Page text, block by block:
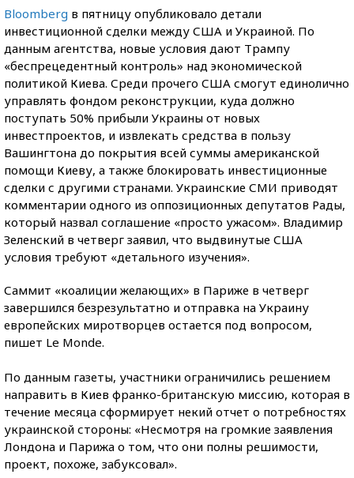
Bloomberg в пятницу опубликовало детали
инвестиционной сделки между США и Украиной. По
данным агентства, новые условия дают Трампу
«беспрецедентный контроль» над экономической
политикой Киева. Среди прочего США смогут единолично
управлять фондом реконструкции, куда должно
поступать 50% прибыли Украины от новых
инвестпроектов, и извлекать средства в пользу
Вашингтона до покрытия всей суммы американской
помощи Киеву, а также блокировать инвестиционные
сделки с другими странами. Украинские СМИ приводят
комментарии одного из оппозиционных депутатов Рады,
который назвал соглашение «просто ужасом». Владимир
Зеленский в четверг заявил, что выдвинутые США
условия требуют «детального изучения».
Саммит «коалиции желающих» в Париже в четверг
завершился безрезультатно и отправка на Украину
европейских миротворцев остается под вопросом,
пишет Le Monde.
По данным газеты, участники ограничились решением
направить в Киев франко-британскую миссию, которая в
течение месяца сформирует некий отчет о потребностях
украинской стороны: «Несмотря на громкие заявления
Лондона и Парижа о том, что они полны решимости,
проект, похоже, забуксовал».